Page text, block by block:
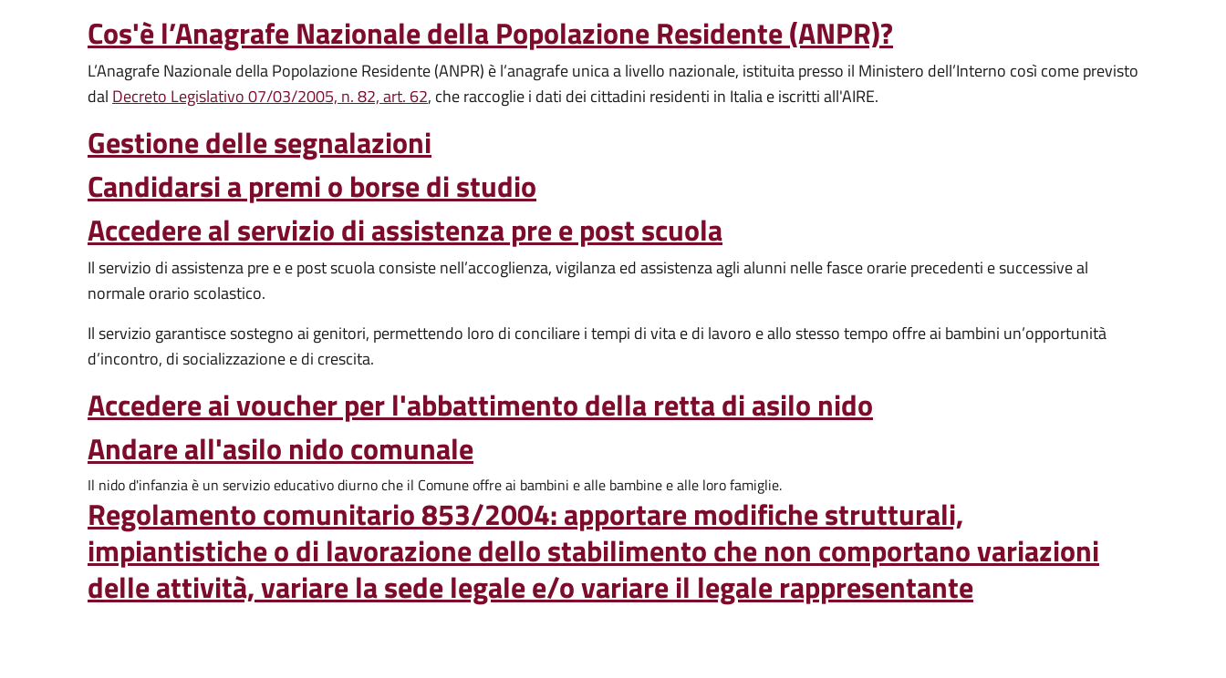
Cos'è l’Anagrafe Nazionale della Popolazione Residente (ANPR)?
L’Anagrafe Nazionale della Popolazione Residente (ANPR) è l’anagrafe unica a livello nazionale, istituita presso il Ministero dell’Interno così come previsto
dal Decreto Legislativo 07/03/2005, n. 82, art. 62, che raccoglie i dati dei cittadini residenti in Italia e iscritti all'AIRE.
Gestione delle segnalazioni
Candidarsi a premi o borse di studio
Accedere al servizio di assistenza pre e post scuola
Il servizio di assistenza pre e e post scuola consiste nell’accoglienza, vigilanza ed assistenza agli alunni nelle fasce orarie precedenti e successive al
normale orario scolastico.
Il servizio garantisce sostegno ai genitori, permettendo loro di conciliare i tempi di vita e di lavoro e allo stesso tempo offre ai bambini un’opportunità
d’incontro, di socializzazione e di crescita.
Accedere ai voucher per l'abbattimento della retta di asilo nido
Andare all'asilo nido comunale
Il nido d'infanzia è un servizio educativo diurno che il Comune offre ai bambini e alle bambine e alle loro famiglie.
Regolamento comunitario 853/2004: apportare modifiche strutturali,
impiantistiche o di lavorazione dello stabilimento che non comportano variazioni
delle attività, variare la sede legale e/o variare il legale rappresentante